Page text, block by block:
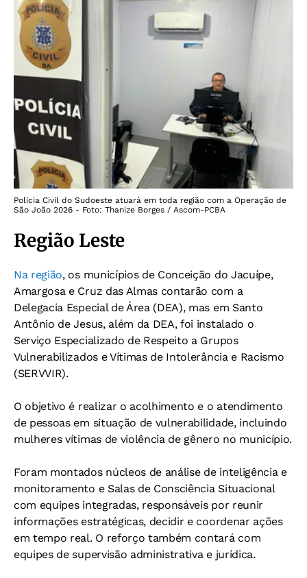
Polícia Civil do Sudoeste atuará em toda região com a Operação de
São João 2026 - Foto: Thanize Borges / Ascom-PCBA
Região Leste
Na região, os municípios de Conceição do Jacuípe,
Amargosa e Cruz das Almas contarão com a
Delegacia Especial de Área (DEA), mas em Santo
Antônio de Jesus, além da DEA, foi instalado o
Serviço Especializado de Respeito a Grupos
Vulnerabilizados e Vítimas de Intolerância e Racismo
(SERVVIR).
O objetivo é realizar o acolhimento e o atendimento
de pessoas em situação de vulnerabilidade, incluindo
mulheres vítimas de violência de gênero no município.
Foram montados núcleos de análise de inteligência e
monitoramento e Salas de Consciência Situacional
com equipes integradas, responsáveis por reunir
informações estratégicas, decidir e coordenar ações
em tempo real. O reforço também contará com
equipes de supervisão administrativa e jurídica.